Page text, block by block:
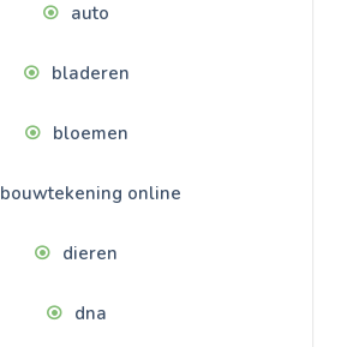
auto
bladeren
bloemen
bouwtekening online
dieren
dna